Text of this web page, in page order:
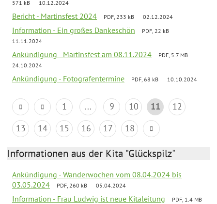
571 kB
10.12.2024
Bericht - Martinsfest 2024 PDF, 233 kB 02.12.2024
Information - Ein großes Dankeschön
PDF, 22 kB
11.11.2024
Ankündigung - Martinsfest am 08.11.2024
PDF, 5.7 MB
24.10.2024
Ankündigung - Fotografentermine PDF, 68 kB 10.10.2024
1 ... 9 10 11
12
13
14 15 16 17 18
Informationen aus der Kita "Glückspilz"
Ankündigung - Wanderwochen vom 08.04.2024 bis
03.05.2024
PDF, 260 kB 05.04.2024
Information - Frau Ludwig ist neue Kitaleitung
PDF, 1.4 MB